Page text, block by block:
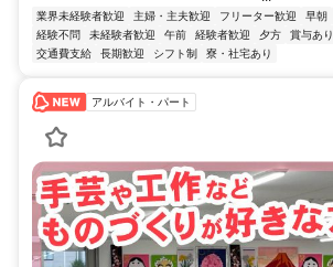
業界未経験者歓迎 主婦・主夫歓迎 フリーター歓迎 早朝
経験不問
未経験者歓迎 午前 経験者歓迎 夕方 賞与あり
交通費支給
長期歓迎 シフト制 寮・社宅あり
アルバイト・パート